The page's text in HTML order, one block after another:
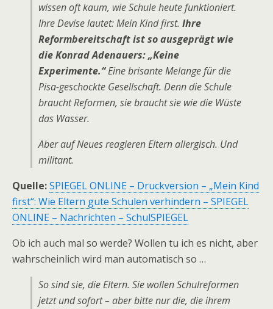
wissen oft kaum, wie Schule heute funktioniert.
Ihre Devise lautet: Mein Kind first. Ihre
Reformbereitschaft ist so ausgeprägt wie
die Konrad Adenauers: „Keine
Experimente.“Eine brisante Melange für die
Pisa-geschockte Gesellschaft. Denn die Schule
braucht Reformen, sie braucht sie wie die Wüste
das Wasser.
Aber auf Neues reagieren Eltern allergisch. Und
militant.
Quelle:SPIEGEL ONLINE – Druckversion – „Mein Kind
first“: Wie Eltern gute Schulen verhindern – SPIEGEL
ONLINE – Nachrichten – SchulSPIEGEL
Ob ich auch mal so werde? Wollen tu ich es nicht, aber
wahrscheinlich wird man automatisch so …
So sind sie, die Eltern. Sie wollen Schulreformen
jetzt und sofort – aber bitte nur die, die ihrem